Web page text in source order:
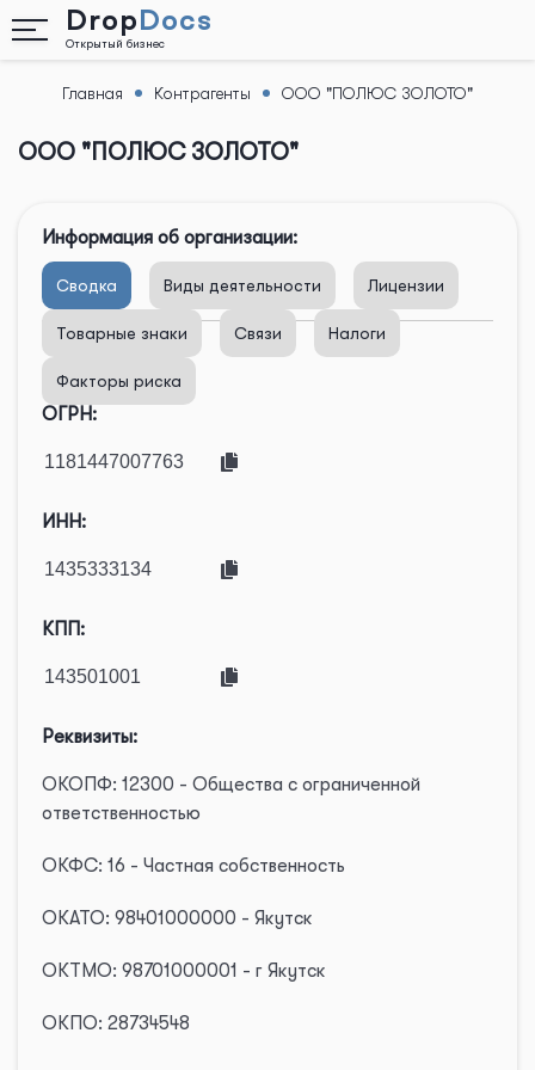
DropDocs
Открытый бизнес
Назад
Главная Контрагенты ООО "ПОЛЮС ЗОЛОТО"
ООО "ПОЛЮС ЗОЛОТО"
Информация об организации:
Сводка Виды деятельности Лицензии
Товарные знаки Связи Налоги
Факторы риска
ОГРН:
ИНН:
КПП:
Реквизиты:
ОКОПФ: 12300 - Общества с ограниченной
ответственностью
ОКФС: 16 - Частная собственность
ОКАТО: 98401000000 - Якутск
ОКТМО: 98701000001 - г Якутск
ОКПО: 28734548